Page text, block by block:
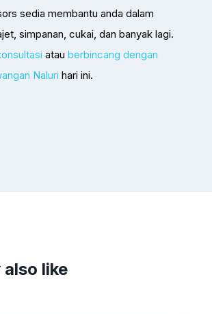
sedia membantu anda dalam
simpanan, cukai, dan banyak lagi.
atau berbincang dengan
Naluri hari ini.
also like